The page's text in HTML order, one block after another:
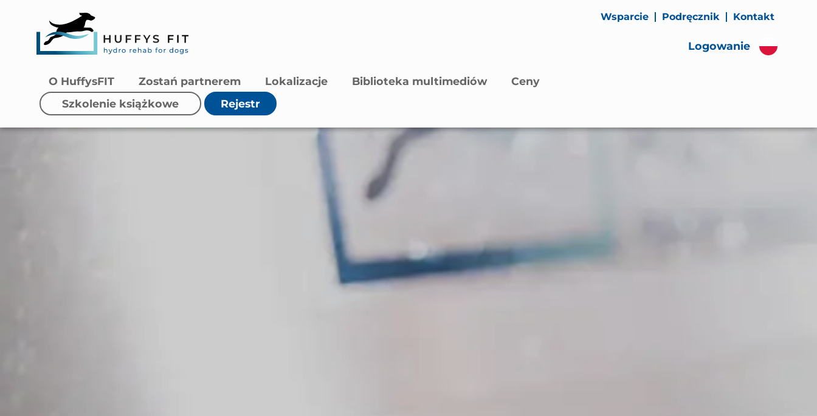
Wsparcie Podręcznik Kontakt
Logowanie
O HuffysFIT Zostań partnerem Lokalizacje Biblioteka multimediów
Ceny
Rejestr
Szkolenie książkowe